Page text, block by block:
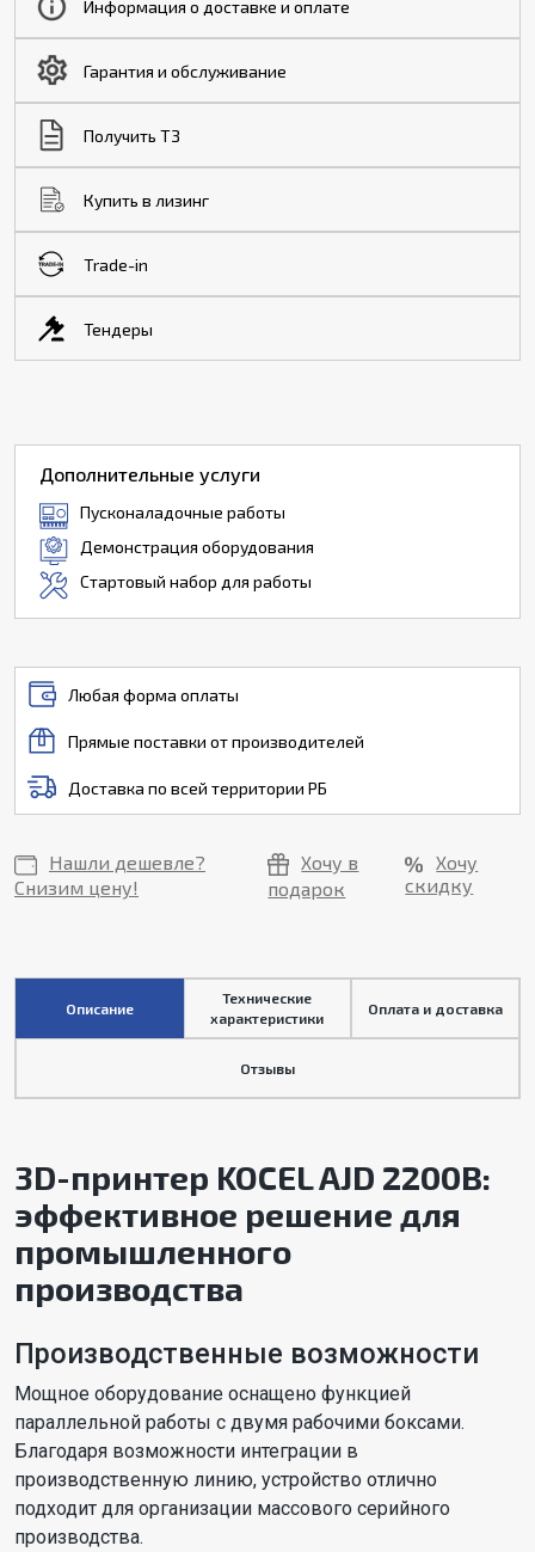
Информация о доставке и оплате
Гарантия и обслуживание
Получить ТЗ
Купить в лизинг
Trade-in
Тендеры
Дополнительные услуги
Пусконаладочные работы
Демонстрация оборудования
Стартовый набор для работы
Любая форма оплаты
Прямые поставки от производителей
Доставка по всей территории РБ
Нашли дешевле?
Снизим цену!
Хочу в
подарок
Хочу
скидку
Описание
Технические
характеристики
Оплата и доставка
Отзывы
3D-принтер KOCEL AJD 2200B:
эффективное решение для
промышленного
производства
Производственные возможности
Мощное оборудование оснащено функцией
параллельной работы с двумя рабочими боксами.
Благодаря возможности интеграции в
производственную линию, устройство отлично
подходит для организации массового серийного
производства.